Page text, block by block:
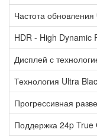
Частота обновления
HDR - High
Дисплей с
Технология Ultra
Прогрессивная
Поддержка 24p True